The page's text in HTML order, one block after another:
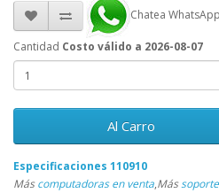
Chatea WhatsApp
Cantidad Costo válido a 2026-08-07
Al Carro
Especificaciones 110910
Máscomputadoras en venta,Más